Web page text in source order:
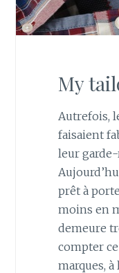
My
Autrefois,
faisaient
leur
prêt à
moins en
demeure
compter
marques, à